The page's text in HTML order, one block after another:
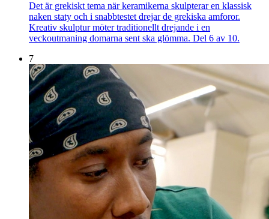
Det är grekiskt tema när keramikerna skulpterar en klassisk
naken staty och i snabbtestet drejar de grekiska amforor.
Kreativ skulptur möter traditionellt drejande i en
veckoutmaning domarna sent ska glömma. Del 6 av 10.
7